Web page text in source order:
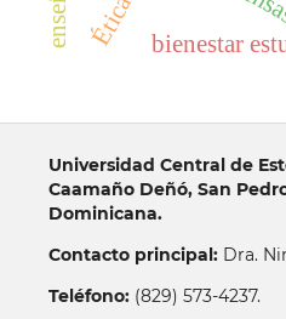
bienestar
Universidad Central de
Caamaño Deñó, San
Dominicana.
Contacto principal:Dra.
Teléfono:(829) 573-4237.